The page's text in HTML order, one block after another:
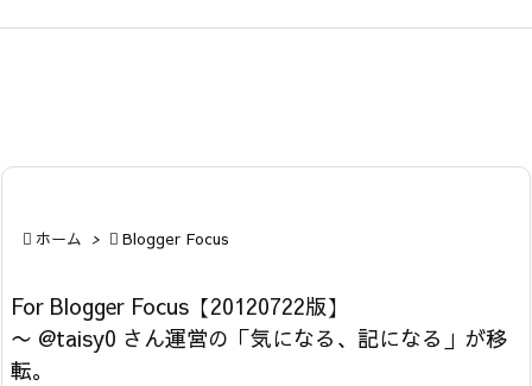
 ホーム >  Blogger Focus
For Blogger Focus【20120722版】
〜 @taisy0 さん運営の「気になる、記になる」が移
転。